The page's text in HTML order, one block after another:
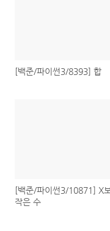
[백준/파이썬3/8393] 합
[백준/파이썬3/10871] X
작은 수